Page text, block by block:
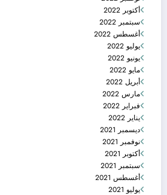
أكتوبر 2022
سبتمبر 2022
أغسطس 2022
يوليو 2022
يونيو 2022
مايو 2022
أبريل 2022
مارس 2022
فبراير 2022
يناير 2022
ديسمبر 2021
نوفمبر 2021
أكتوبر 2021
سبتمبر 2021
أغسطس 2021
يوليو 2021